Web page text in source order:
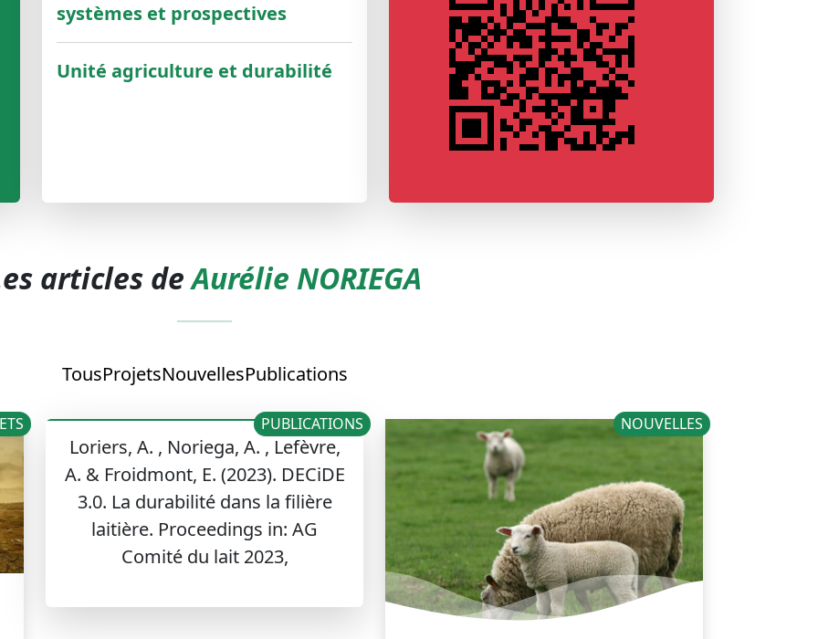
systèmes et prospectives
Unité agriculture et durabilité
articles deAurélie NORIEGA
TousProjetsNouvellesPublications
Loriers, A. , Noriega, A. , Lefèvre,
A. & Froidmont, E. (2023). DECiDE
3.0. La durabilité dans la filière
laitière. Proceedings in: AG
Comité du lait 2023,
PUBLICATIONS NOUVELLES